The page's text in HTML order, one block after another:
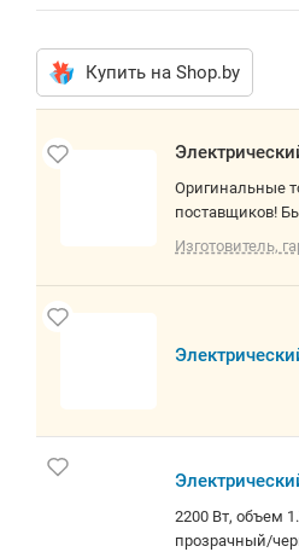
Купить на Shop.by
Оригинальные
поставщиков!
РБ. О товаре:
цвет
Изготовитель,
2200 Вт, объем
прозрачный/